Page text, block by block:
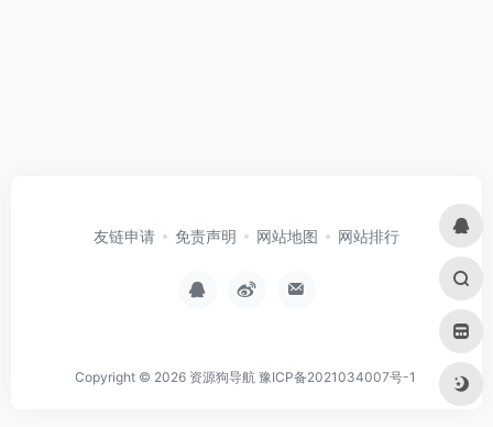
友链申请 免责声明 网站地图 网站排行
Copyright © 2026 资源狗导航 豫ICP备2021034007号-1